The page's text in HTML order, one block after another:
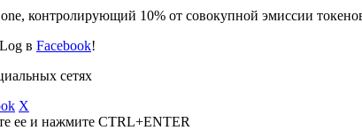
контролирующий 10% от совокупной эмиссии
в Facebook!
сетях
X
ее и нажмите CTRL+ENTER